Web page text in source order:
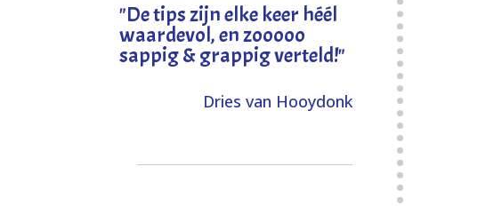
"De tips zijn elke keer héél
waardevol, en zooooo
sappig & grappig verteld!"
Dries van Hooydonk